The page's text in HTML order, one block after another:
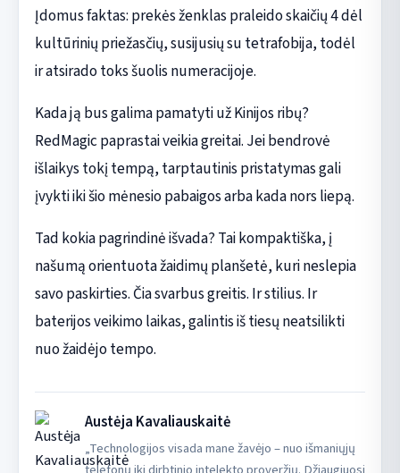
Įdomus faktas: prekės ženklas praleido skaičių 4 dėl
kultūrinių priežasčių, susijusių su tetrafobija, todėl
ir atsirado toks šuolis numeracijoje.
Kada ją bus galima pamatyti už Kinijos ribų?
RedMagic paprastai veikia greitai. Jei bendrovė
išlaikys tokį tempą, tarptautinis pristatymas gali
įvykti iki šio mėnesio pabaigos arba kada nors liepą.
Tad kokia pagrindinė išvada? Tai kompaktiška, į
našumą orientuota žaidimų planšetė, kuri neslepia
savo paskirties. Čia svarbus greitis. Ir stilius. Ir
baterijos veikimo laikas, galintis iš tiesų neatsilikti
nuo žaidėjo tempo.
Austėja Kavaliauskaitė
„Technologijos visada mane žavėjo – nuo išmaniųjų